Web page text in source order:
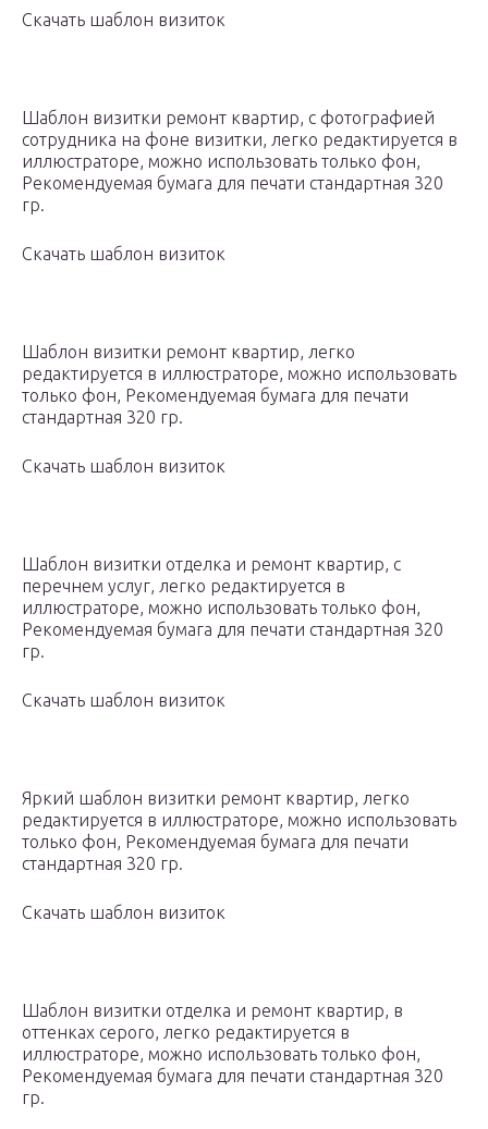
Скачать шаблон визиток
Шаблон визитки ремонт квартир, с фотографией
сотрудника на фоне визитки, легко редактируется в
иллюстраторе, можно использовать только фон,
Рекомендуемая бумага для печати стандартная 320
гр.
Скачать шаблон визиток
Шаблон визитки ремонт квартир, легко
редактируется в иллюстраторе, можно использовать
только фон, Рекомендуемая бумага для печати
стандартная 320 гр.
Скачать шаблон визиток
Шаблон визитки отделка и ремонт квартир, с
перечнем услуг, легко редактируется в
иллюстраторе, можно использовать только фон,
Рекомендуемая бумага для печати стандартная 320
гр.
Скачать шаблон визиток
Яркий шаблон визитки ремонт квартир, легко
редактируется в иллюстраторе, можно использовать
только фон, Рекомендуемая бумага для печати
стандартная 320 гр.
Скачать шаблон визиток
Шаблон визитки отделка и ремонт квартир, в
оттенках серого, легко редактируется в
иллюстраторе, можно использовать только фон,
Рекомендуемая бумага для печати стандартная 320
гр.